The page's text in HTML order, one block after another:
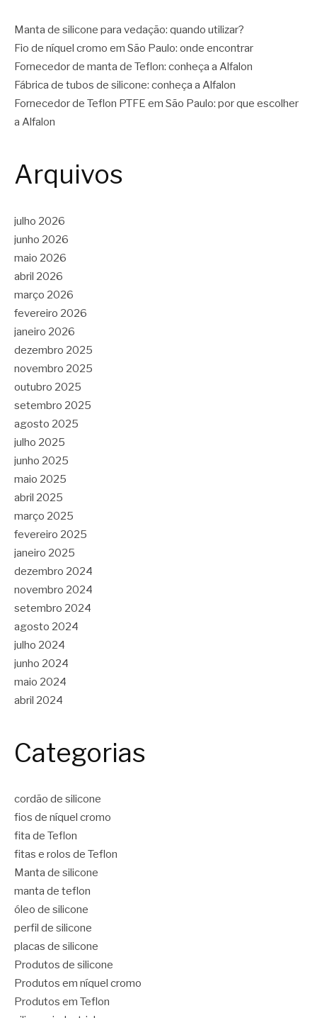
Manta de silicone para vedação: quando utilizar?
Fio de níquel cromo em São Paulo: onde encontrar
Fornecedor de manta de Teflon: conheça a Alfalon
Fábrica de tubos de silicone: conheça a Alfalon
Fornecedor de Teflon PTFE em São Paulo: por que escolher
a Alfalon
Arquivos
julho 2026
junho 2026
maio 2026
abril 2026
março 2026
fevereiro 2026
janeiro 2026
dezembro 2025
novembro 2025
outubro 2025
setembro 2025
agosto 2025
julho 2025
junho 2025
maio 2025
abril 2025
março 2025
fevereiro 2025
janeiro 2025
dezembro 2024
novembro 2024
setembro 2024
agosto 2024
julho 2024
junho 2024
maio 2024
abril 2024
Categorias
cordão de silicone
fios de níquel cromo
fita de Teflon
fitas e rolos de Teflon
Manta de silicone
manta de teflon
óleo de silicone
perfil de silicone
placas de silicone
Produtos de silicone
Produtos em níquel cromo
Produtos em Teflon